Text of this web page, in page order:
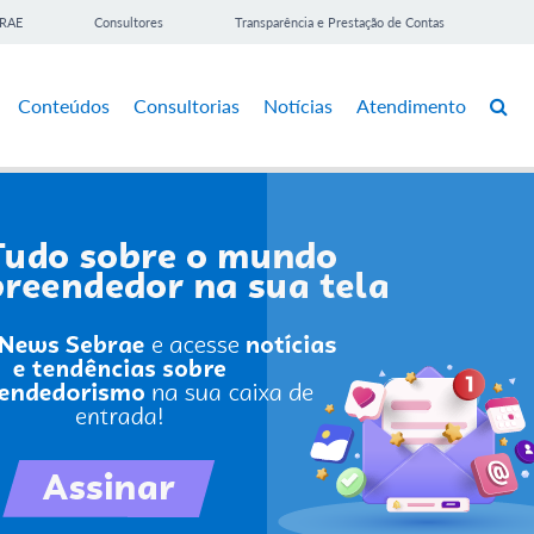
Consultores Transparência e Prestação de Contas
Conteúdos Consultorias Notícias Atendimento